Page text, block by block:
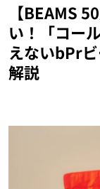
【BEAMS
い！「コー
えないbPr
解説